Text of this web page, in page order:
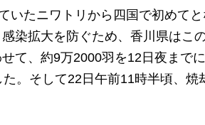
たニワトリから四国で初めて
染拡大を防ぐため、香川県はこ
て、約9万2000羽を12日夜まで
。そして22日午前11時半頃、焼